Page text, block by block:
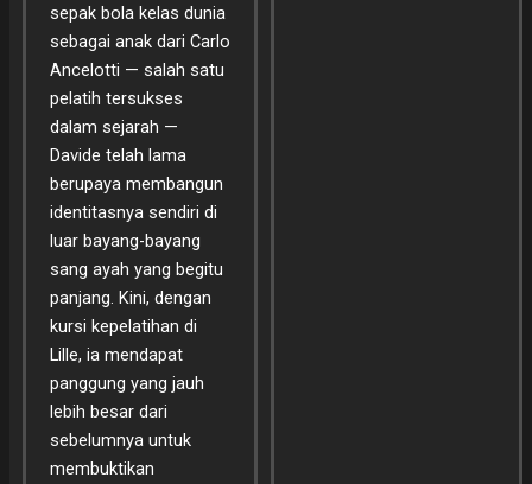
sepak bola kelas dunia
sebagai anak dari Carlo
Ancelotti — salah satu
pelatih tersukses
dalam sejarah —
Davide telah lama
berupaya membangun
identitasnya sendiri di
luar bayang-bayang
sang ayah yang begitu
panjang. Kini, dengan
kursi kepelatihan di
Lille, ia mendapat
panggung yang jauh
lebih besar dari
sebelumnya untuk
membuktikan